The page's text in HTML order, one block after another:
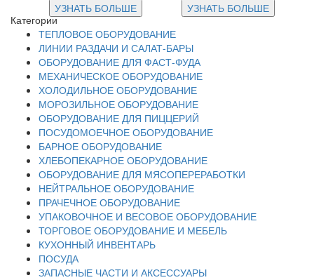
УЗНАТЬ БОЛЬШЕ
УЗНАТЬ БОЛЬШЕ
Категории
ТЕПЛОВОЕ ОБОРУДОВАНИЕ
ЛИНИИ РАЗДАЧИ И САЛАТ-БАРЫ
ОБОРУДОВАНИЕ ДЛЯ ФАСТ-ФУДА
МЕХАНИЧЕСКОЕ ОБОРУДОВАНИЕ
ХОЛОДИЛЬНОЕ ОБОРУДОВАНИЕ
МОРОЗИЛЬНОЕ ОБОРУДОВАНИЕ
ОБОРУДОВАНИЕ ДЛЯ ПИЦЦЕРИЙ
ПОСУДОМОЕЧНОЕ ОБОРУДОВАНИЕ
БАРНОЕ ОБОРУДОВАНИЕ
ХЛЕБОПЕКАРНОЕ ОБОРУДОВАНИЕ
ОБОРУДОВАНИЕ ДЛЯ МЯСОПЕРЕРАБОТКИ
НЕЙТРАЛЬНОЕ ОБОРУДОВАНИЕ
ПРАЧЕЧНОЕ ОБОРУДОВАНИЕ
УПАКОВОЧНОЕ И ВЕСОВОЕ ОБОРУДОВАНИЕ
ТОРГОВОЕ ОБОРУДОВАНИЕ И МЕБЕЛЬ
КУХОННЫЙ ИНВЕНТАРЬ
ПОСУДА
ЗАПАСНЫЕ ЧАСТИ И АКСЕССУАРЫ